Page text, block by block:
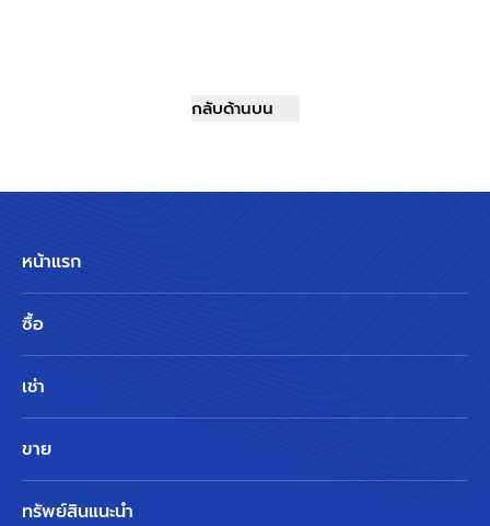
กลับด้านบน
หน้าแรก
ซื้อ
เช่า
ขาย
ทรัพย์สินแนะนำ